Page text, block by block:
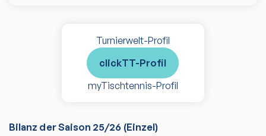
Turnierwelt-Profil
clickTT-Profil
myTischtennis-Profil
Bilanz der Saison 25/26 (Einzel)